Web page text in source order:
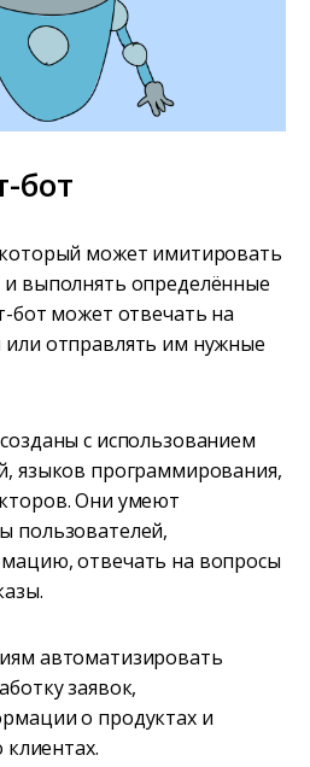
бот
может имитировать
выполнять определённые
бот может отвечать на
или отправлять им нужные
с использованием
языков программирования,
Они умеют
пользователей,
отвечать на вопросы
автоматизировать
заявок,
о продуктах и
клиентах.